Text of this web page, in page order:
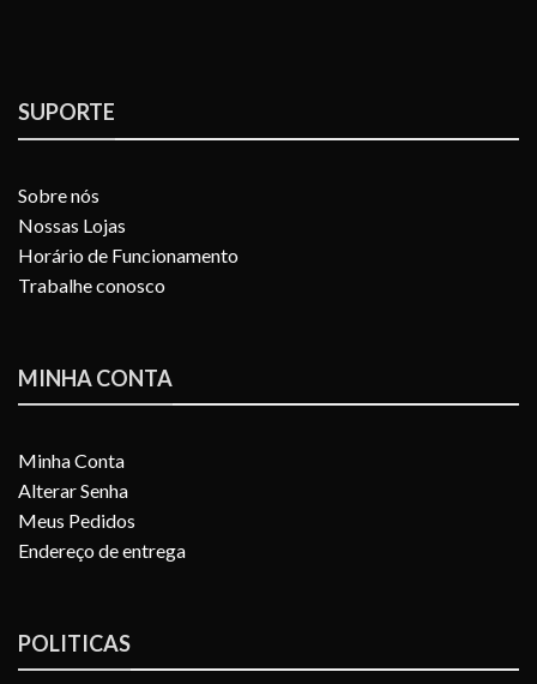
SUPORTE
Sobre nós
Nossas Lojas
Horário de Funcionamento
Trabalhe conosco
MINHA CONTA
Minha Conta
Alterar Senha
Meus Pedidos
Endereço de entrega
POLITICAS